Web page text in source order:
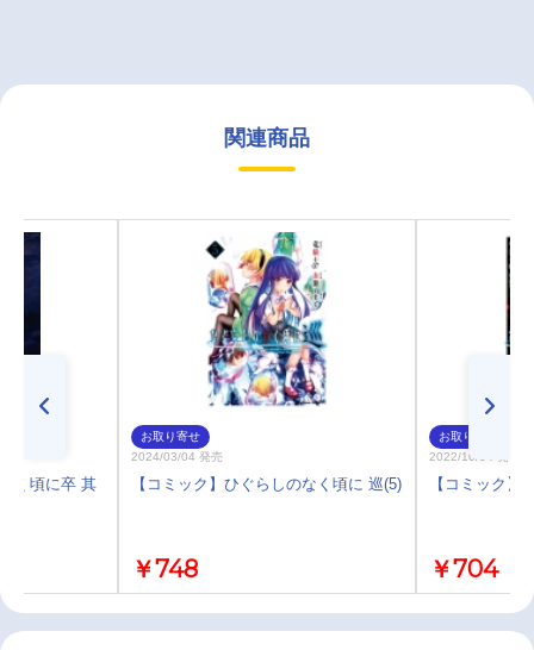
関連商品
く頃に卒 其
お取り寄せ
2024/03/04 発売
【コミック】ひぐらしのなく頃に 巡(5)
￥748
お取り寄せ
2022/10/04 発売
【コミック】
￥704